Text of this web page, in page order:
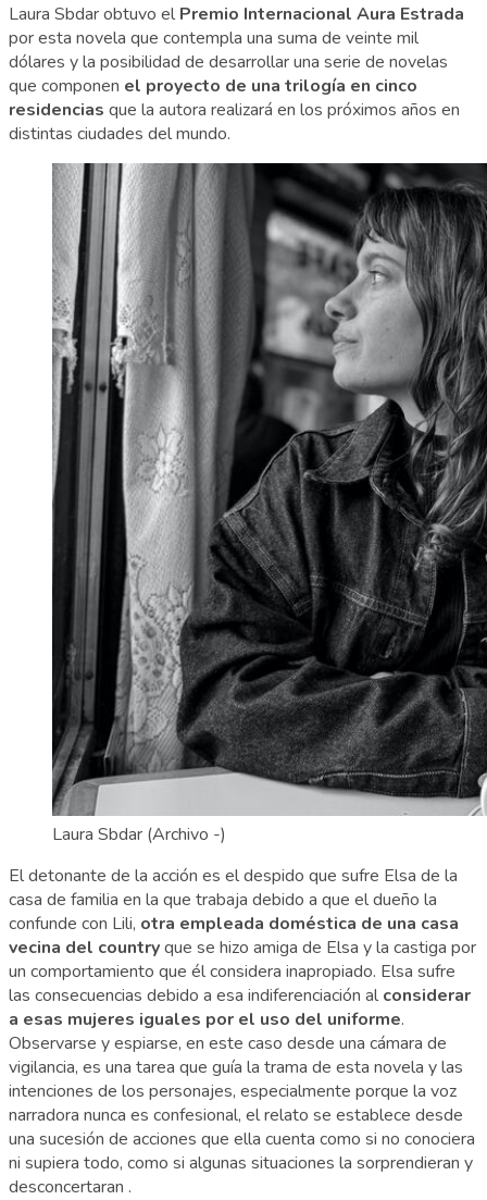
Laura Sbdar obtuvo el Premio Internacional Aura Estrada
por esta novela que contempla una suma de veinte mil
dólares y la posibilidad de desarrollar una serie de novelas
que componen el proyecto de una trilogía en cinco
residencias que la autora realizará en los próximos años en
distintas ciudades del mundo.
Laura Sbdar (Archivo -)
El detonante de la acción es el despido que sufre Elsa de la
casa de familia en la que trabaja debido a que el dueño la
confunde con Lili, otra empleada doméstica de una casa
vecina del countryque se hizo amiga de Elsa y la castiga por
un comportamiento que él considera inapropiado. Elsa sufre
las consecuencias debido a esa indiferenciación al considerar
a esas mujeres iguales por el uso del uniforme.
Observarse y espiarse, en este caso desde una cámara de
vigilancia, es una tarea que guía la trama de esta novela y las
intenciones de los personajes, especialmente porque la voz
narradora nunca es confesional, el relato se establece desde
una sucesión de acciones que ella cuenta como si no conociera
ni supiera todo, como si algunas situaciones la sorprendieran y
desconcertaran .